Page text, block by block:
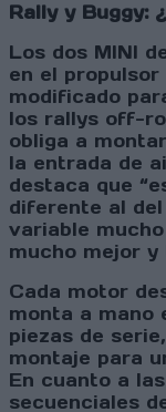
Rally y Buggy:
Los dos MINI
en el
modificado
los rallys off-
obliga a
la entrada de
destaca que
diferente al
variable
mucho mejor y
Cada motor
monta a mano
piezas de
montaje para
En cuanto a
secuenciales